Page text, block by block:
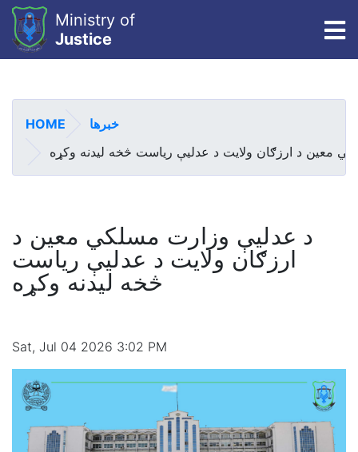
Ministry of
Justice
HOME
خبرها
معین د ارزګان ولایت د عدلیې ریاست څخه لیدنه وکړه
د عدلیې وزارت مسلکي معین د
ارزګان ولایت د عدلیې ریاست
څخه لیدنه وکړه
Sat, Jul 04 2026 3:02 PM